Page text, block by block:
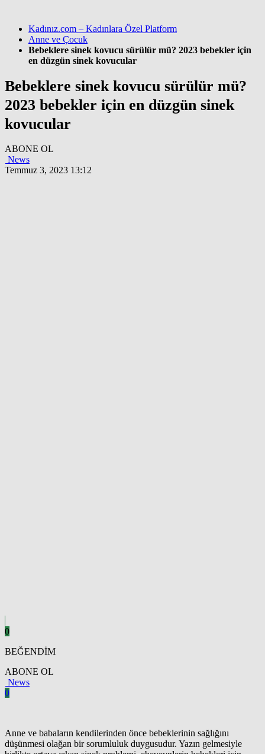
Kadınız.com – Kadınlara Özel Platform
Anne ve Çocuk
Bebeklere sinek kovucu sürülür mü? 2023 bebekler için
en düzgün sinek kovucular
Bebeklere sinek kovucu sürülür mü?
2023 bebekler için en düzgün sinek
kovucular
ABONE OL
News
Temmuz 3, 2023 13:12
0
BEĞENDİM
ABONE OL
News
0
Anne ve babaların kendilerinden önce bebeklerinin sağlığını
düşünmesi olağan bir sorumluluk duygusudur. Yazın gelmesiyle